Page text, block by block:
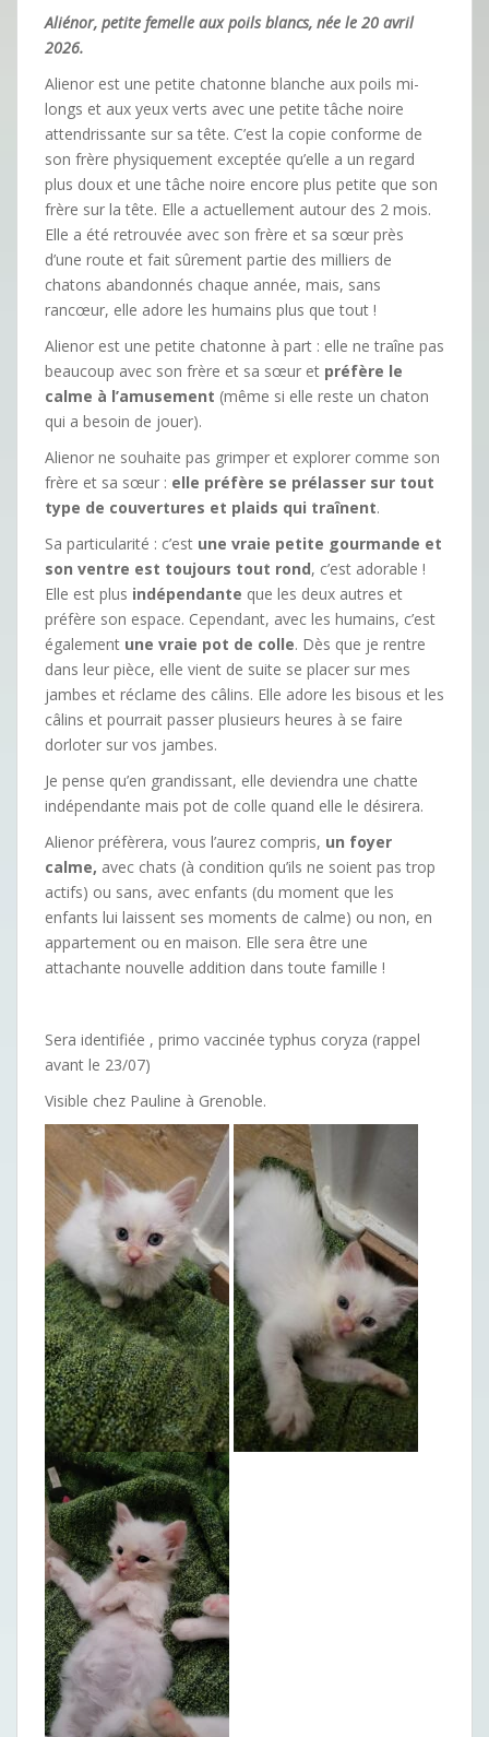
Aliénor, petite femelle aux poils blancs, née le 20 avril
2026.
Alienor est une petite chatonne blanche aux poils mi-
longs et aux yeux verts avec une petite tâche noire
attendrissante sur sa tête. C’est la copie conforme de
son frère physiquement exceptée qu’elle a un regard
plus doux et une tâche noire encore plus petite que son
frère sur la tête. Elle a actuellement autour des 2 mois.
Elle a été retrouvée avec son frère et sa sœur près
d’une route et fait sûrement partie des milliers de
chatons abandonnés chaque année, mais, sans
rancœur, elle adore les humains plus que tout !
Alienor est une petite chatonne à part : elle ne traîne pas
beaucoup avec son frère et sa sœur et préfère le
calme à l’amusement (même si elle reste un chaton
qui a besoin de jouer).
Alienor ne souhaite pas grimper et explorer comme son
frère et sa sœur : elle préfère se prélasser sur tout
type de couvertures et plaids qui traînent.
Sa particularité : c’est une vraie petite gourmande et
son ventre est toujours tout rond, c’est adorable !
Elle est plus indépendante que les deux autres et
préfère son espace. Cependant, avec les humains, c’est
également une vraie pot de colle. Dès que je rentre
dans leur pièce, elle vient de suite se placer sur mes
jambes et réclame des câlins. Elle adore les bisous et les
câlins et pourrait passer plusieurs heures à se faire
dorloter sur vos jambes.
Je pense qu’en grandissant, elle deviendra une chatte
indépendante mais pot de colle quand elle le désirera.
Alienor préfèrera, vous l’aurez compris, un foyer
calme, avec chats (à condition qu’ils ne soient pas trop
actifs) ou sans, avec enfants (du moment que les
enfants lui laissent ses moments de calme) ou non, en
appartement ou en maison. Elle sera être une
attachante nouvelle addition dans toute famille !
Sera identifiée , primo vaccinée typhus coryza (rappel
avant le 23/07)
Visible chez Pauline à Grenoble.